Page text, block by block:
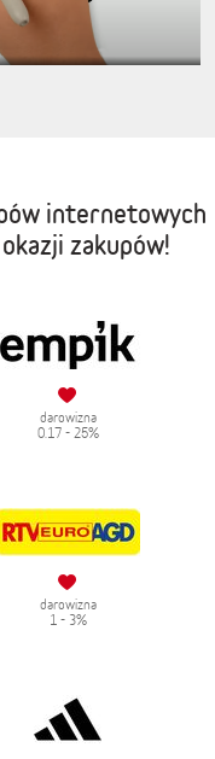
internetowych
zakupów!
darowizna
0.17 - 25%
darowizna
1 - 3%